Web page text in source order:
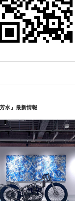
水」最新情報